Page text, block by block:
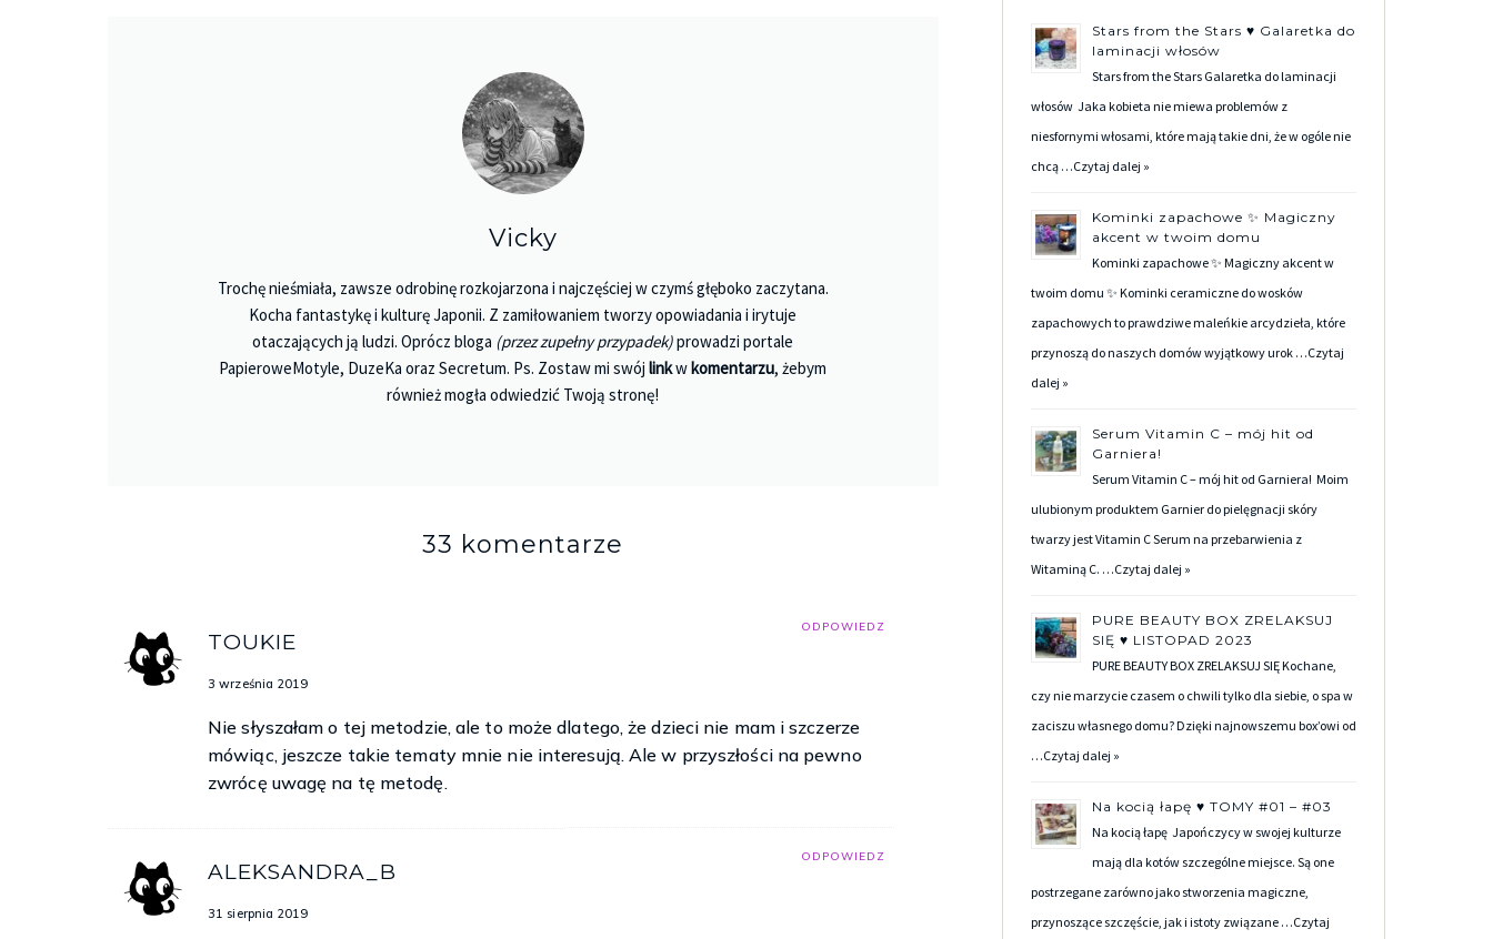
Vicky
Trochę nieśmiała, zawsze odrobinę rozkojarzona i najczęściej w czymś głęboko zaczytana.
Kocha fantastykę i kulturę Japonii. Z zamiłowaniem tworzy opowiadania i irytuje
otaczających ją ludzi. Oprócz bloga (przez zupełny przypadek)prowadzi portale
PapieroweMotyle, DuzeKa oraz Secretum. Ps. Zostaw mi swójlinkw komentarzu, żebym
również mogła odwiedzić Twoją stronę!
33 komentarze
ODPOWIEDZ
TOUKIE
3 września 2019
Nie słyszałam o tej metodzie, ale to może dlatego, że dzieci nie mam i szczerze
mówiąc, jeszcze takie tematy mnie nie interesują. Ale w przyszłości na pewno
zwrócę uwagę na tę metodę.
ODPOWIEDZ
ALEKSANDRA_B
31 sierpnia 2019
Stars from the Stars ♥ Galaretka do
laminacji włosów
Stars from the Stars Galaretka do laminacji
włosów Jaka kobieta nie miewa problemów z
niesfornymi włosami, które mają takie dni, że w ogóle nie
chcą …Czytaj dalej »
Kominki zapachowe ✨ Magiczny
akcent w twoim domu
Kominki zapachowe ✨ Magiczny akcent w
twoim domu ✨ Kominki ceramiczne do wosków
zapachowych to prawdziwe maleńkie arcydzieła, które
przynoszą do naszych domów wyjątkowy urok …Czytaj
dalej »
Serum Vitamin C – mój hit od
Garniera!
Serum Vitamin C – mój hit od Garniera! Moim
ulubionym produktem Garnier do pielęgnacji skóry
twarzy jest Vitamin C Serum na przebarwienia z
Witaminą C. …Czytaj dalej »
PURE BEAUTY BOX ZRELAKSUJ
SIĘ ♥ LISTOPAD 2023
PURE BEAUTY BOX ZRELAKSUJ SIĘ Kochane,
czy nie marzycie czasem o chwili tylko dla siebie, o spa w
zaciszu własnego domu? Dzięki najnowszemu box’owi od
…Czytaj dalej »
Na kocią łapę ♥ TOMY #01 – #03
Na kocią łapę Japończycy w swojej kulturze
mają dla kotów szczególne miejsce. Są one
postrzegane zarówno jako stworzenia magiczne,
przynoszące szczęście, jak i istoty związane …Czytaj